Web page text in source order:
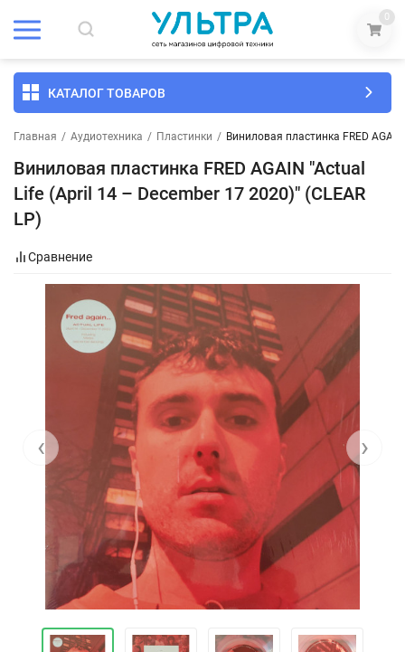
0
КАТАЛОГ ТОВАРОВ
Главная / Аудиотехника / Пластинки / Виниловая пластинка FRED
Виниловая пластинка FRED AGAIN "Actual
Life (April 14 – December 17 2020)" (CLEAR
LP)
Сравнение
‹ ›